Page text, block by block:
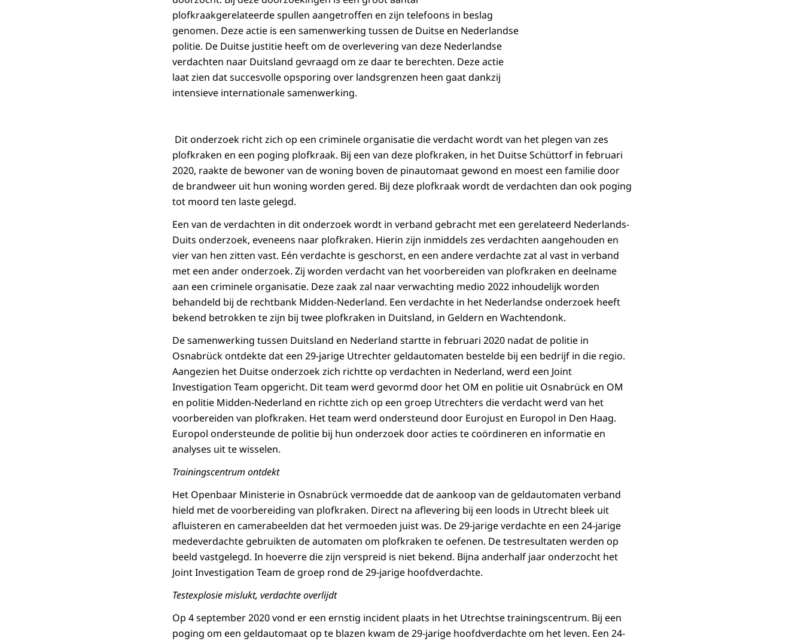
plofkraakgerelateerde spullen aangetroffen en zijn telefoons in beslag
genomen. Deze actie is een samenwerking tussen de Duitse en Nederlandse
politie. De Duitse justitie heeft om de overlevering van deze Nederlandse
verdachten naar Duitsland gevraagd om ze daar te berechten. Deze actie
laat zien dat succesvolle opsporing over landsgrenzen heen gaat dankzij
intensieve internationale samenwerking.
Dit onderzoek richt zich op een criminele organisatie die verdacht wordt van het plegen van zes
plofkraken en een poging plofkraak. Bij een van deze plofkraken, in het Duitse Schüttorf in februari
2020, raakte de bewoner van de woning boven de pinautomaat gewond en moest een familie door
de brandweer uit hun woning worden gered. Bij deze plofkraak wordt de verdachten dan ook poging
tot moord ten laste gelegd.
Een van de verdachten in dit onderzoek wordt in verband gebracht met een gerelateerd Nederlands-
Duits onderzoek, eveneens naar plofkraken. Hierin zijn inmiddels zes verdachten aangehouden en
vier van hen zitten vast. Eén verdachte is geschorst, en een andere verdachte zat al vast in verband
met een ander onderzoek. Zij worden verdacht van het voorbereiden van plofkraken en deelname
aan een criminele organisatie. Deze zaak zal naar verwachting medio 2022 inhoudelijk worden
behandeld bij de rechtbank Midden-Nederland. Een verdachte in het Nederlandse onderzoek heeft
bekend betrokken te zijn bij twee plofkraken in Duitsland, in Geldern en Wachtendonk.
De samenwerking tussen Duitsland en Nederland startte in februari 2020 nadat de politie in
Osnabrück ontdekte dat een 29-jarige Utrechter geldautomaten bestelde bij een bedrijf in die regio.
Aangezien het Duitse onderzoek zich richtte op verdachten in Nederland, werd een Joint
Investigation Team opgericht. Dit team werd gevormd door het OM en politie uit Osnabrück en OM
en politie Midden-Nederland en richtte zich op een groep Utrechters die verdacht werd van het
voorbereiden van plofkraken. Het team werd ondersteund door Eurojust en Europol in Den Haag.
Europol ondersteunde de politie bij hun onderzoek door acties te coördineren en informatie en
analyses uit te wisselen.
Trainingscentrum ontdekt
Het Openbaar Ministerie in Osnabrück vermoedde dat de aankoop van de geldautomaten verband
hield met de voorbereiding van plofkraken. Direct na aflevering bij een loods in Utrecht bleek uit
afluisteren en camerabeelden dat het vermoeden juist was. De 29-jarige verdachte en een 24-jarige
medeverdachte gebruikten de automaten om plofkraken te oefenen. De testresultaten werden op
beeld vastgelegd. In hoeverre die zijn verspreid is niet bekend. Bijna anderhalf jaar onderzocht het
Joint Investigation Team de groep rond de 29-jarige hoofdverdachte.
Testexplosie mislukt, verdachte overlijdt
Op 4 september 2020 vond er een ernstig incident plaats in het Utrechtse trainingscentrum. Bij een
poging om een geldautomaat op te blazen kwam de 29-jarige hoofdverdachte om het leven. Een 24-